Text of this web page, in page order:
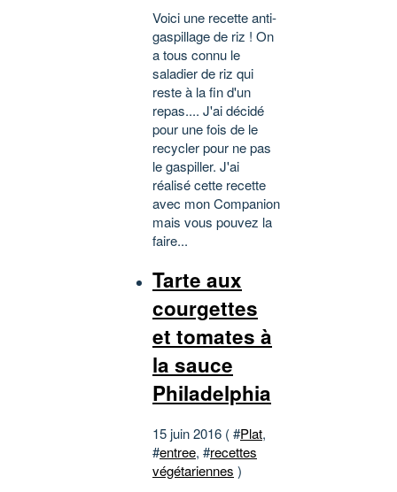
Voici une recette anti-
gaspillage de riz ! On
a tous connu le
saladier de riz qui
reste à la fin d'un
repas.... J'ai décidé
pour une fois de le
recycler pour ne pas
le gaspiller. J'ai
réalisé cette recette
avec mon Companion
mais vous pouvez la
faire...
Tarte aux
courgettes
et tomates à
la sauce
Philadelphia
15 juin 2016 ( #Plat,
#entree, #recettes
végétariennes )